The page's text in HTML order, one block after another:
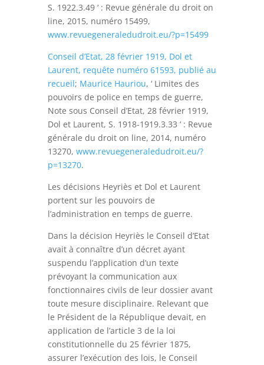
S. 1922.3.49 ‘ : Revue générale du droit on
line, 2015, numéro 15499,
www.revuegeneraledudroit.eu/?p=15499
Conseil d’Etat, 28 février 1919, Dol et
Laurent, requête numéro 61593, publié au
recueil; Maurice Hauriou, ‘ Limites des
pouvoirs de police en temps de guerre,
Note sous Conseil d’Etat, 28 février 1919,
Dol et Laurent, S. 1918-1919.3.33 ‘ : Revue
générale du droit on line, 2014, numéro
13270, www.revuegeneraledudroit.eu/?
p=13270.
Les décisions Heyriès et Dol et Laurent
portent sur les pouvoirs de
l’administration en temps de guerre.
Dans la décision Heyriès le Conseil d’Etat
avait à connaître d’un décret ayant
suspendu l’application d’un texte
prévoyant la communication aux
fonctionnaires civils de leur dossier avant
toute mesure disciplinaire. Relevant que
le Président de la République devait, en
application de l’article 3 de la loi
constitutionnelle du 25 février 1875,
assurer l’exécution des lois, le Conseil